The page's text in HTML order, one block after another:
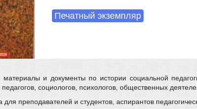
Печатный экземпляр
и документы по истории социальной
социологов, психологов, общественных
для преподавателей и студентов, аспирантов